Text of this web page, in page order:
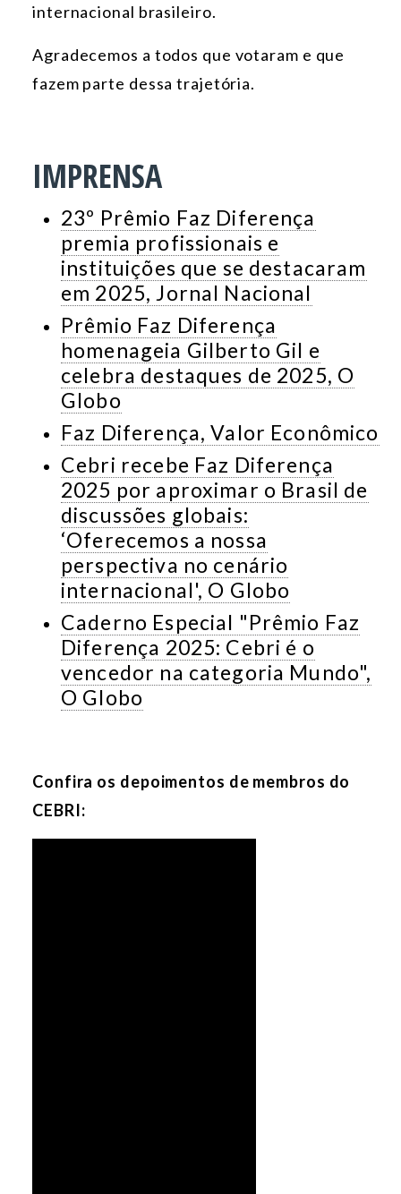
internacional brasileiro.
Agradecemos a todos que votaram e que
fazem parte dessa trajetória.
IMPRENSA
23º Prêmio Faz Diferença
premia profissionais e
instituições que se destacaram
em 2025, Jornal Nacional
Prêmio Faz Diferença
homenageia Gilberto Gil e
celebra destaques de 2025, O
Globo
Faz Diferença, Valor Econômico
Cebri recebe Faz Diferença
2025 por aproximar o Brasil de
discussões globais:
‘Oferecemos a nossa
perspectiva no cenário
internacional', O Globo
Caderno Especial "Prêmio Faz
Diferença 2025: Cebri é o
vencedor na categoria Mundo",
O Globo
Confira os depoimentos de membros do
CEBRI: